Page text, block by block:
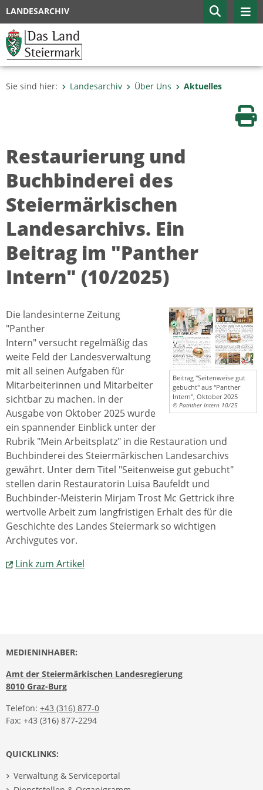
LANDESARCHIV
Sie sind hier: Landesarchiv Über Uns Aktuelles
Restaurierung und
Buchbinderei des
Steiermärkischen
Landesarchivs. Ein
Beitrag im "Panther
Intern" (10/2025)
Beitrag "Seitenweise gut
gebucht" aus "Panther
Intern", Oktober 2025
© Patnther Intern 10/25
Die landesinterne Zeitung
"Panther
Intern" versucht regelmäßig das
weite Feld der Landesverwaltung
mit all seinen Aufgaben für
Mitarbeiterinnen und Mitarbeiter
sichtbar zu machen. In der
Ausgabe von Oktober 2025 wurde
ein spannender Einblick unter der
Rubrik "Mein Arbeitsplatz" in die Restauration und
Buchbinderei des Steiermärkischen Landesarchivs
gewährt. Unter dem Titel "Seitenweise gut gebucht"
stellen darin Restauratorin Luisa Baufeldt und
Buchbinder-Meisterin Mirjam Trost Mc Gettrick ihre
wertvolle Arbeit zum langfristigen Erhalt des für die
Geschichte des Landes Steiermark so wichtigen
Archivgutes vor.
Link zum Artikel
MEDIENINHABER:
Amt der Steiermärkischen Landesregierung
8010 Graz-Burg
Telefon: +43 (316) 877-0
Fax: +43 (316) 877-2294
QUICKLINKS:
Verwaltung & Serviceportal